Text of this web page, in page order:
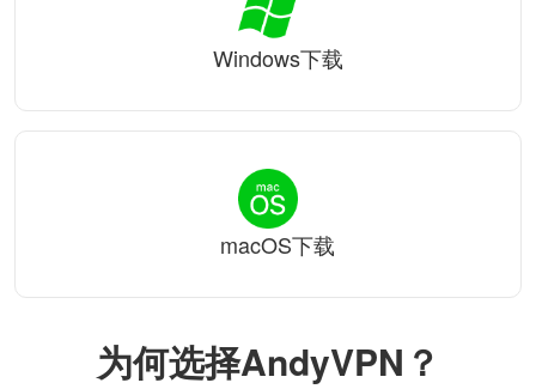
为何选择AndyVPN？
Windows下载
macOS下载